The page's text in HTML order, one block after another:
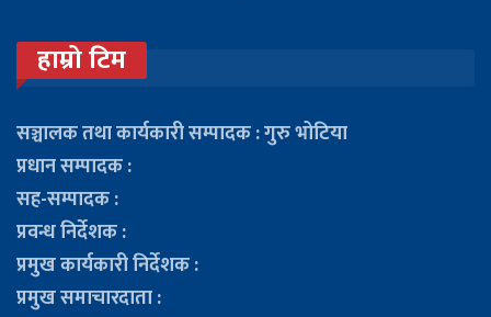
हाम्रो टिम
सञ्चालक तथा कार्यकारी सम्पादक : गुरु भोटिया
प्रधान सम्पादक :
सह-सम्पादक :
प्रवन्ध निर्देशक :
प्रमुख कार्यकारी निर्देशक :
प्रमुख समाचारदाता :